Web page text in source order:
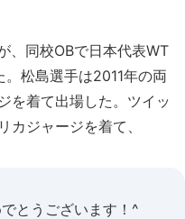
、同校OBで日本代表WT
松島選手は2011年の両
を着て出場した。ツイッ
カジャージを着て、
とうございます！^